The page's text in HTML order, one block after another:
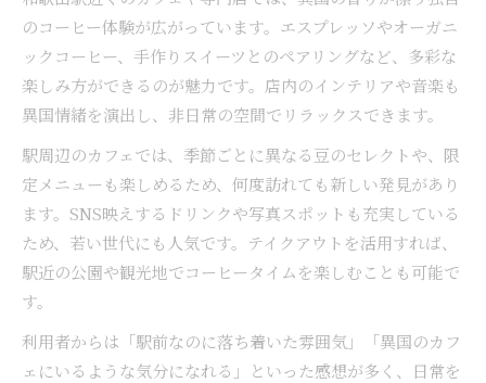
のコーヒー体験が広がっています。エスプレッソやオーガニ
ックコーヒー、手作りスイーツとのペアリングなど、多彩な
楽しみ方ができるのが魅力です。店内のインテリアや音楽も
異国情緒を演出し、非日常の空間でリラックスできます。
駅周辺のカフェでは、季節ごとに異なる豆のセレクトや、限
定メニューも楽しめるため、何度訪れても新しい発見があり
ます。SNS映えするドリンクや写真スポットも充実している
ため、若い世代にも人気です。テイクアウトを活用すれば、
駅近の公園や観光地でコーヒータイムを楽しむことも可能で
す。
利用者からは「駅前なのに落ち着いた雰囲気」「異国のカフ
ェにいるような気分になれる」といった感想が多く、日常を